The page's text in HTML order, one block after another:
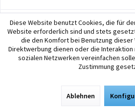
Diese Website benutzt Cookies, die für
Website erforderlich sind und stets
die den Komfort bei Benutzung
Direktwerbung dienen oder die Interaktion
sozialen Netzwerken vereinfachen
Zustimmung
Ablehnen